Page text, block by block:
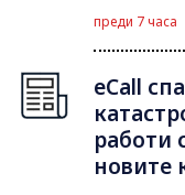
преди 7 часа
eCall
работи
новите